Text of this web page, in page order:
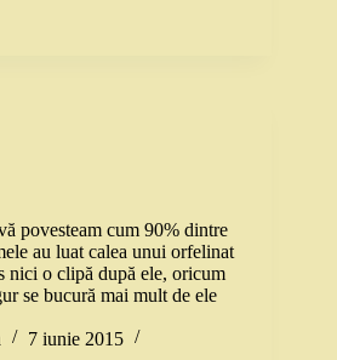
povesteam cum 90% dintre
au luat calea unui orfelinat
nici o clipă după ele, oricum
se bucură mai mult de ele
7 iunie 2015